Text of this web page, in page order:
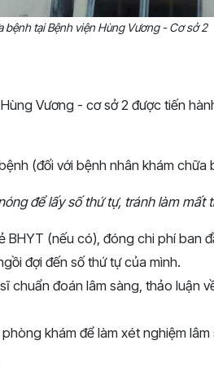
bệnh tại Bệnh viện Hùng Vương - Cơ sở 2
Vương - cơ sở 2 được tiến
(đối với bệnh nhân khám chữa
để lấy số thứ tự, tránh làm mất
BHYT (nếu có), đóng chi phí ban
đợi đến số thứ tự của mình.
chuẩn đoán lâm sàng, thảo luận
khám để làm xét nghiệm